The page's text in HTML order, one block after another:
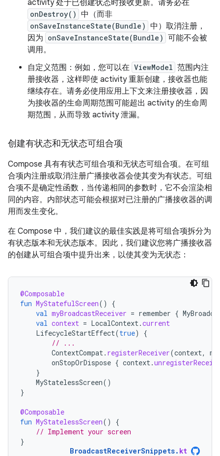
activity 处于已创建状态时接收更新。请务必在
onDestroy() 中（而非
onSaveInstanceState(Bundle) 中）取消注册，
因为 onSaveInstanceState(Bundle) 可能不会被
调用。
自定义范围：例如，您可以在 ViewModel 范围内注
册接收器，这样即使 activity 重新创建，接收器也能
继续存在。请务必使用应用上下文来注册接收器，因
为接收器的生命周期范围可能超出 activity 的生命周
期范围，从而导致 activity 泄漏。
创建有状态和无状态可组合项
Compose 具有有状态可组合项和无状态可组合项。在可组
合项内注册或取消注册广播接收器会使其变为有状态。可组
合项不是确定性函数，当传递相同的参数时，它不会渲染相
同的内容。内部状态可能会根据对已注册的广播接收器的调
用而发生变化。
在 Compose 中，我们建议的最佳实践是将可组合项拆分为
有状态版本和无状态版本。因此，我们建议您将广播接收器
的创建从可组合项中提升出来，以使其变为无状态：
@Composable
fun MyStatefulScreen()
{
val myBroadcastReceiver = remember {
val context = LocalContext.current
LifecycleStartEffect(true)
{
// ...
ContextCompat. registerReceiver(context,
onStopOrDispose { context.
}
MyStatelessScreen()
}
@Composable
fun MyStatelessScreen()
{
// Implement your screen
}
BroadcastReceiverSnippets. kt